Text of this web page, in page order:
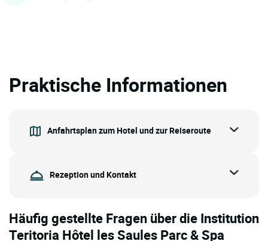
Praktische Informationen
Anfahrtsplan zum Hotel und zur Reiseroute
Rezeption und Kontakt
Häufig gestellte Fragen über die Institution
Teritoria Hôtel les Saules Parc & Spa